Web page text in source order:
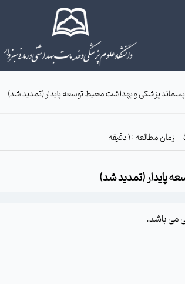
پزشکی و بهداشت محیط توسعه پایدار (تمدید شد)
زمان مطالعه : 1 دقیقه
پایدار (تمدید شد)
می باشد.